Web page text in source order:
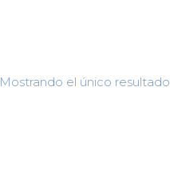
Mostrando el único resultado